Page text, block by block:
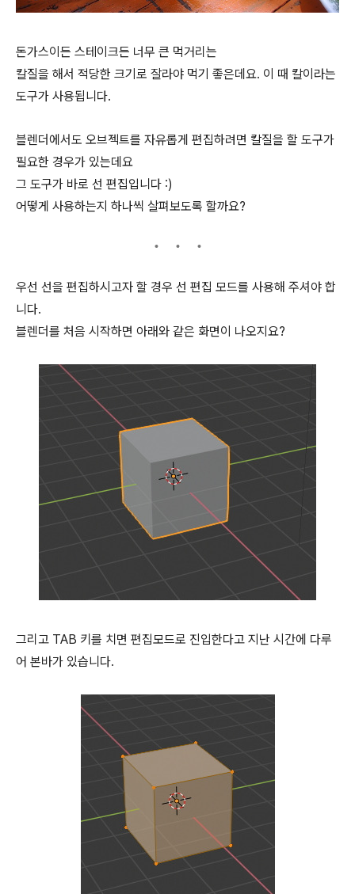
돈가스이든 스테이크든 너무 큰 먹거리는
칼질을 해서 적당한 크기로 잘라야 먹기 좋은데요. 이 때 칼이라는
도구가 사용됩니다.
블렌더에서도 오브젝트를 자유롭게 편집하려면 칼질을 할 도구가
필요한 경우가 있는데요
그 도구가 바로 선 편집입니다 :)
어떻게 사용하는지 하나씩 살펴보도록 할까요?
우선 선을 편집하시고자 할 경우 선 편집 모드를 사용해 주셔야 합
니다.
블렌더를 처음 시작하면 아래와 같은 화면이 나오지요?
그리고 TAB 키를 치면 편집모드로 진입한다고 지난 시간에 다루
어 본바가 있습니다.